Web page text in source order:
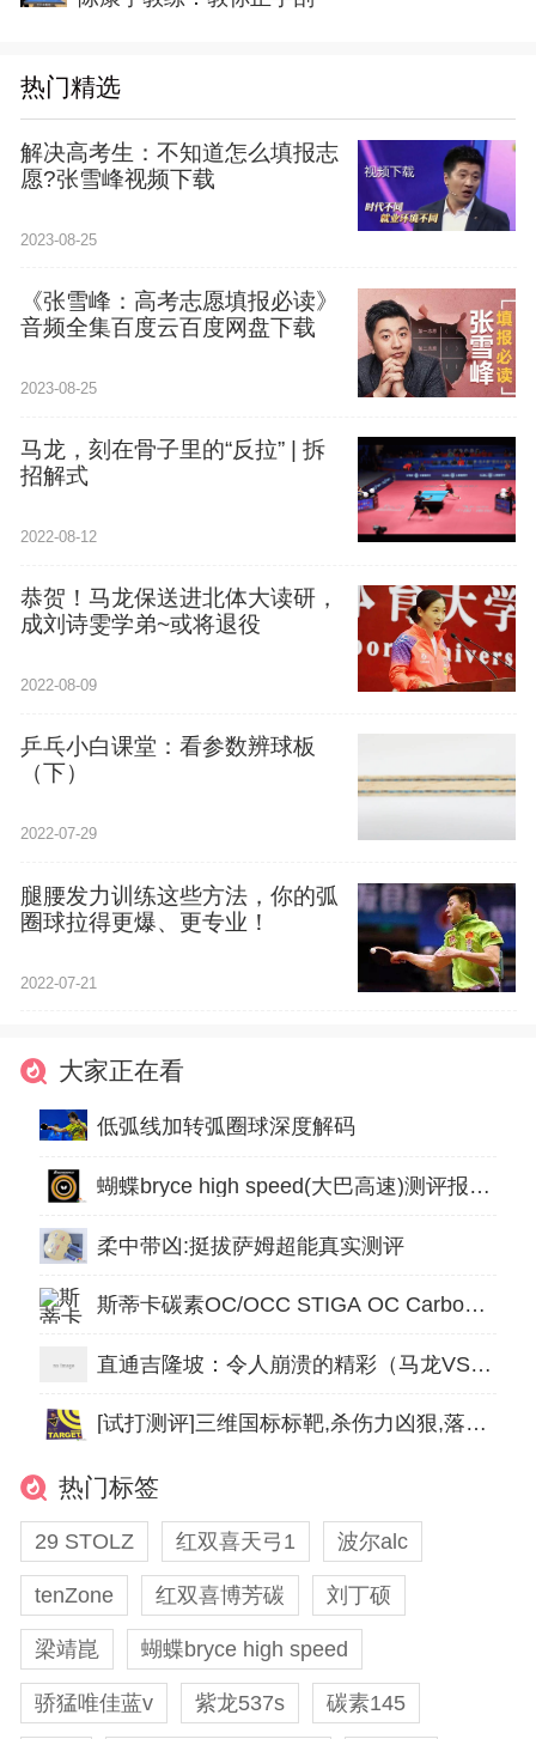
热门精选
解决高考生：不知道怎么填报志
愿?张雪峰视频下载
2023-08-25
《张雪峰：高考志愿填报必读》
音频全集百度云百度网盘下载
2023-08-25
马龙，刻在骨子里的“反拉” | 拆
招解式
2022-08-12
恭贺！马龙保送进北体大读研，
成刘诗雯学弟~或将退役
2022-08-09
乒乓小白课堂：看参数辨球板
（下）
2022-07-29
腿腰发力训练这些方法，你的弧
圈球拉得更爆、更专业！
2022-07-21
大家正在看
低弧线加转弧圈球深度解码
蝴蝶bryce high speed(大巴高速)测评报告[配板建议]
柔中带凶:挺拔萨姆超能真实测评
斯蒂卡碳素OC/OCC STIGA OC Carbon性能及配置
直通吉隆坡：令人崩溃的精彩（马龙VS许昕）
[试打测评]三维国标标靶,杀伤力凶狠,落点精准
热门标签
29 STOLZ 红双喜天弓1 波尔alc
tenZone 红双喜博芳碳 刘丁硕
梁靖崑 蝴蝶bryce high speed
骄猛唯佳蓝v 紫龙537s 碳素145